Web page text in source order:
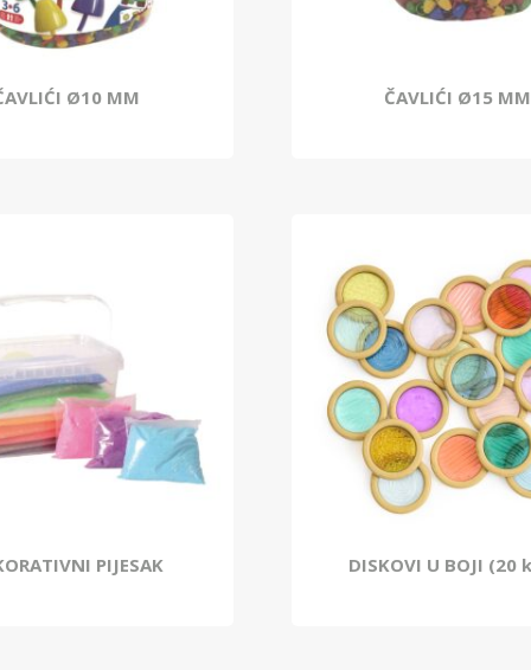
Ø10 MM ČAVLIĆI Ø15 MM
PIJESAK DISKOVI U BOJI (20